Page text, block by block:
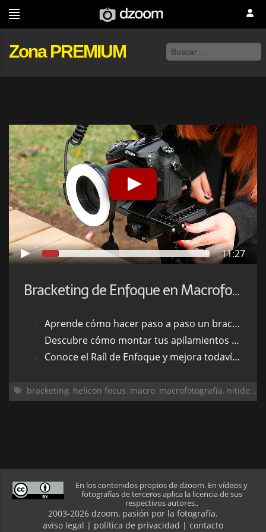
Zona PREMIUM
11:27
Bracketing de Enfoque en Macrofotografía
Aprende cómo hacer paso a paso un bracketing de enfoque
Descubre cómo montar tus apilamientos con Photoshop y Helicon Focus
Conoce el Raíl de Enfoque y mejora todavía más la nitidez de tus bracketings
bracketing, helicon focus, macro, macrofotografía, nitidez ,
En los contenidos propios de dzoom. En vídeos y
fotografías de terceros aplica la licencia de sus
respectivos autores..
2003-2026 dzoom, pasión por la fotografía.
aviso legal | política de privacidad | contacto